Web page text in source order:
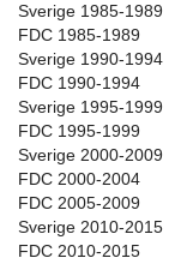
Sverige 1985-1989
FDC 1985-1989
Sverige 1990-1994
FDC 1990-1994
Sverige 1995-1999
FDC 1995-1999
Sverige 2000-2009
FDC 2000-2004
FDC 2005-2009
Sverige 2010-2015
FDC 2010-2015